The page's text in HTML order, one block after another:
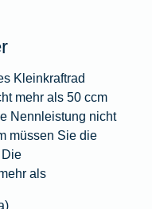
Kleinkraftrad
mehr als 50 ccm
Nennleistung nicht
müssen Sie die
als